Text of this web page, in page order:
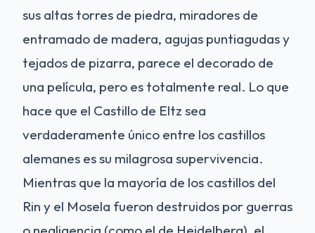
sus altas torres de piedra, miradores de
entramado de madera, agujas puntiagudas y
tejados de pizarra, parece el decorado de
una película, pero es totalmente real. Lo que
hace que el Castillo de Eltz sea
verdaderamente único entre los castillos
alemanes es su milagrosa supervivencia.
Mientras que la mayoría de los castillos del
Rin y el Mosela fueron destruidos por guerras